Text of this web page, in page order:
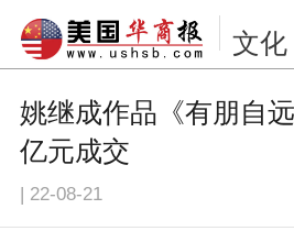
文化
姚继成作品《有朋自
亿元成交
| 22-08-21